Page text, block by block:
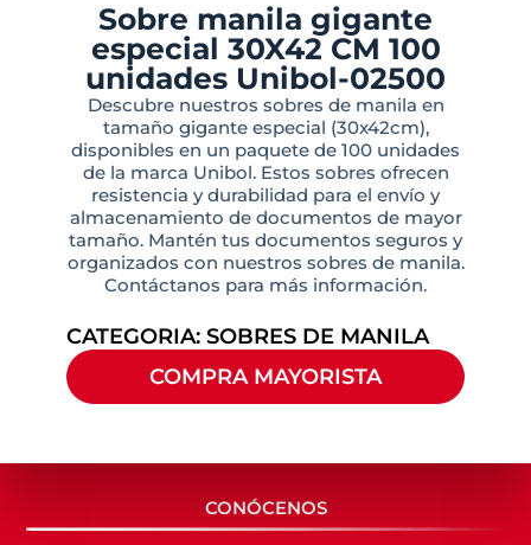
Sobre manila gigante
especial 30X42 CM 100
unidades Unibol-02500
Descubre nuestros sobres de manila en
tamaño gigante especial (30x42cm),
disponibles en un paquete de 100 unidades
de la marca Unibol. Estos sobres ofrecen
resistencia y durabilidad para el envío y
almacenamiento de documentos de mayor
tamaño. Mantén tus documentos seguros y
organizados con nuestros sobres de manila.
Contáctanos para más información.
CATEGORIA: SOBRES DE MANILA
COMPRA MAYORISTA
CONÓCENOS